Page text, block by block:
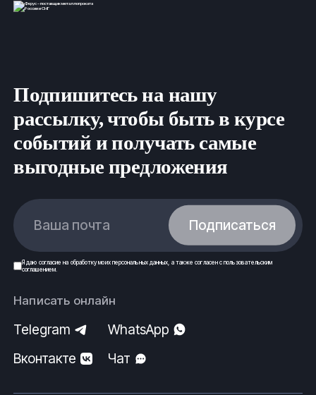
Подпишитесь на нашу
рассылку, чтобы быть в курсе
событий и получать самые
выгодные предложения
Ваша почта Подписаться
Я даю согласие на обработку моих персональных данных, а также согласен спользовательским
соглашением.
Написать онлайн
Telegram
WhatsApp
Вконтакте
Чат